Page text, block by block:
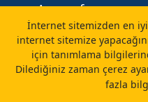
Anasayfa
Gizlilik Politikası
Kişisel Verilerin
İnternet sitemizden en
internet sitemize
için tanımlama
Dilediğiniz zaman çerez
fazla